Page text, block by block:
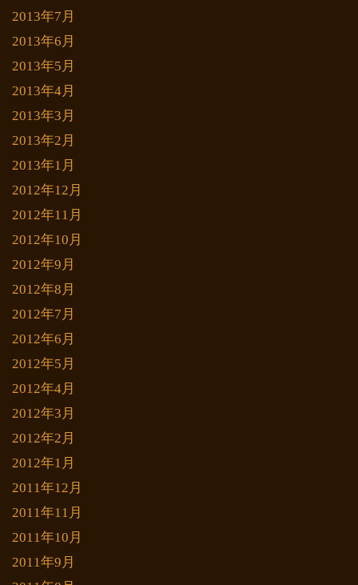
2013年7月
2013年6月
2013年5月
2013年4月
2013年3月
2013年2月
2013年1月
2012年12月
2012年11月
2012年10月
2012年9月
2012年8月
2012年7月
2012年6月
2012年5月
2012年4月
2012年3月
2012年2月
2012年1月
2011年12月
2011年11月
2011年10月
2011年9月